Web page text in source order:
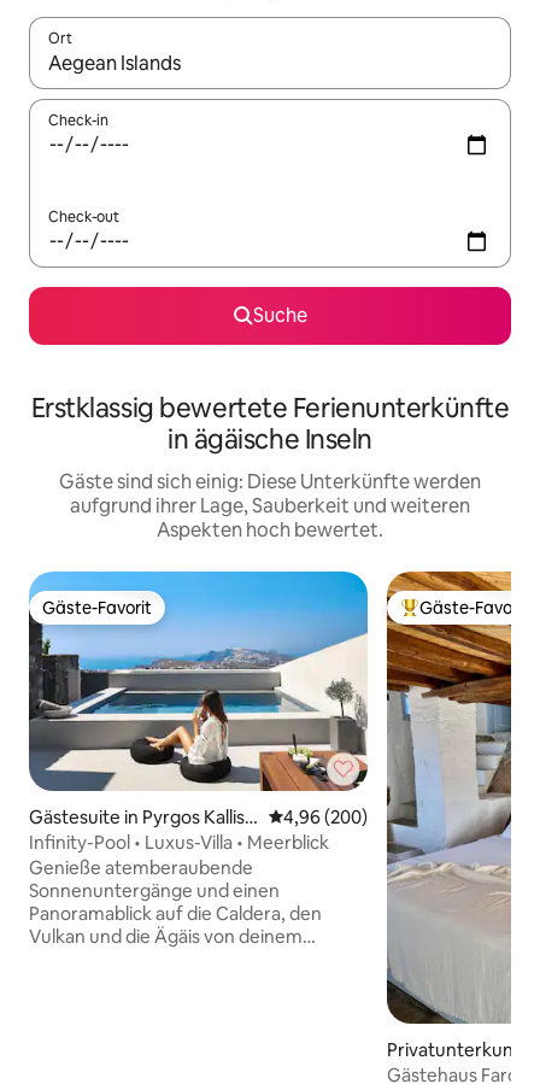
Ort
Wenn Ergebnisse verfügbar sind, navigiere mit den
Check-in
Check-out
Suche
Erstklassig bewertete Ferienunterkünfte
in ägäische Inseln
Gäste sind sich einig: Diese Unterkünfte werden
aufgrund ihrer Lage, Sauberkeit und weiteren
Aspekten hoch bewertet.
Gäste-Favorit
Gäste-Favorit
Gästesuite in Pyrgos Kallisti
s
Durchschnittliche Bewertung:
4,96 (200)
Infinity-Pool • Luxus-Villa • Meerblick
Genieße atemberaubende
Sonnenuntergänge und einen
Panoramablick auf die Caldera, den
Vulkan und die Ägäis von deinem
Beliebter Gäste-
Gäste-Favorit
Privatunterkunft
di
Gästehaus Faros